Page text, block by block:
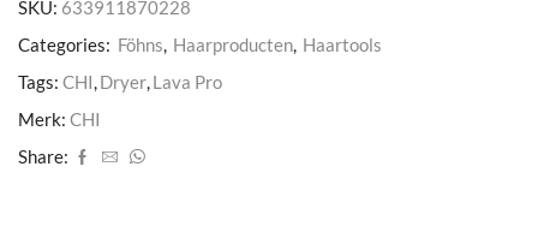
SKU: 633911870228
Categories: Föhns, Haarproducten, Haartools
Tags: CHI,Dryer,Lava Pro
Merk: CHI
Share: